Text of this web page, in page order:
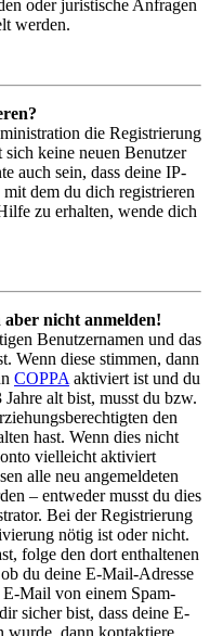
oder juristische Anfragen
werden.
die Registrierung
sich keine neuen Benutzer
auch sein, dass deine IP-
dem du dich registrieren
zu erhalten, wende dich
nicht anmelden!
Benutzernamen und das
Wenn diese stimmen, dann
COPPA aktiviert ist und du
Jahre alt bist, musst du bzw.
den
hast. Wenn dies nicht
vielleicht aktiviert
alle neu angemeldeten
– entweder musst du dies
Bei der Registrierung
nötig ist oder nicht.
folge den dort enthaltenen
du deine E-Mail-Adresse
Mail von einem Spam-
sicher bist, dass deine E-
wurde, dann kontaktiere